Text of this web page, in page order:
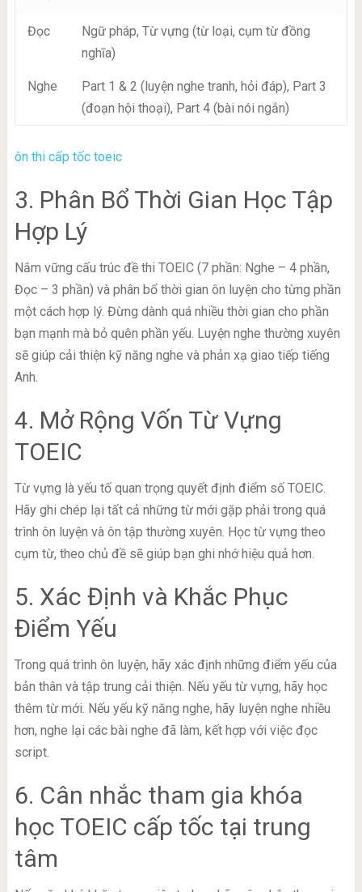
Đọc
Ngữ pháp, Từ vựng (từ loại, cụm từ đồng
nghĩa)
Nghe
Part 1 & 2 (luyện nghe tranh, hỏi đáp), Part 3
(đoạn hội thoại), Part 4 (bài nói ngắn)
ôn thi cấp tốc toeic
3. Phân Bổ Thời Gian Học Tập
Hợp Lý
Nắm vững cấu trúc đề thi TOEIC (7 phần: Nghe – 4 phần,
Đọc – 3 phần) và phân bổ thời gian ôn luyện cho từng phần
một cách hợp lý. Đừng dành quá nhiều thời gian cho phần
bạn mạnh mà bỏ quên phần yếu. Luyện nghe thường xuyên
sẽ giúp cải thiện kỹ năng nghe và phản xạ giao tiếp tiếng
Anh.
4. Mở Rộng Vốn Từ Vựng
TOEIC
Từ vựng là yếu tố quan trọng quyết định điểm số TOEIC.
Hãy ghi chép lại tất cả những từ mới gặp phải trong quá
trình ôn luyện và ôn tập thường xuyên. Học từ vựng theo
cụm từ, theo chủ đề sẽ giúp bạn ghi nhớ hiệu quả hơn.
5. Xác Định và Khắc Phục
Điểm Yếu
Trong quá trình ôn luyện, hãy xác định những điểm yếu của
bản thân và tập trung cải thiện. Nếu yếu từ vựng, hãy học
thêm từ mới. Nếu yếu kỹ năng nghe, hãy luyện nghe nhiều
hơn, nghe lại các bài nghe đã làm, kết hợp với việc đọc
script.
6. Cân nhắc tham gia khóa
học TOEIC cấp tốc tại trung
tâm